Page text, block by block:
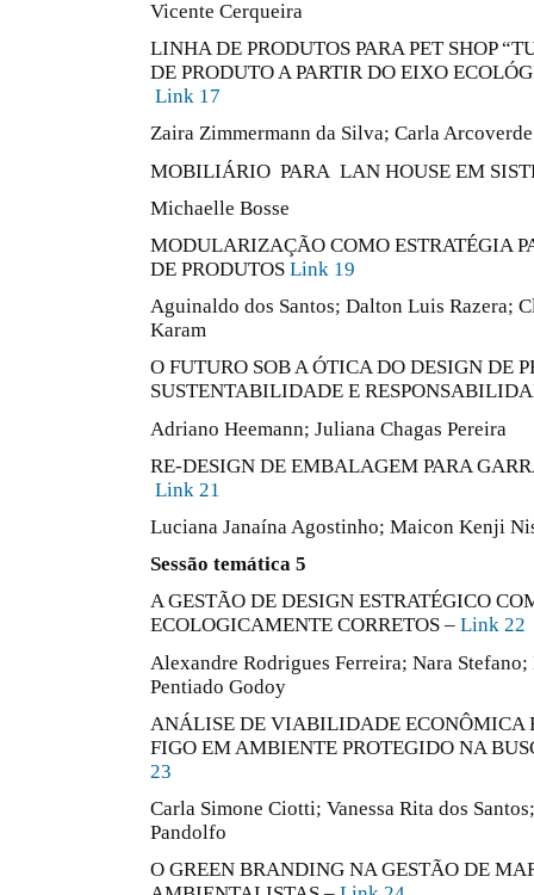
Vicente Cerqueira
LINHA DE PRODUTOS PARA PET SHOP
DE PRODUTO A PARTIR DO EIXO
Link 17
Zaira Zimmermann da Silva; Carla
MOBILIÁRIO PARA LAN HOUSE EM
Michaelle Bosse
MODULARIZAÇÃO COMO ESTRATÉGIA
DE PRODUTOS Link 19
Aguinaldo dos Santos; Dalton Luis Razera;
Karam
O FUTURO SOB A ÓTICA DO DESIGN DE
SUSTENTABILIDADE E
Adriano Heemann; Juliana Chagas Pereira
RE-DESIGN DE EMBALAGEM PARA
Link 21
Luciana Janaína Agostinho; Maicon Kenji
Sessão temática 5
A GESTÃO DE DESIGN ESTRATÉGICO
ECOLOGICAMENTE CORRETOS – Link 22
Alexandre Rodrigues Ferreira; Nara
Pentiado Godoy
ANÁLISE DE VIABILIDADE ECONÔMICA
FIGO EM AMBIENTE PROTEGIDO NA
23
Carla Simone Ciotti; Vanessa Rita dos
Pandolfo
O GREEN BRANDING NA GESTÃO DE